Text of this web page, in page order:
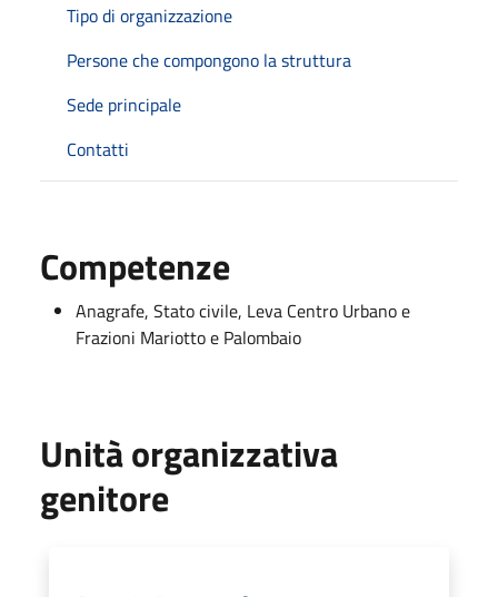
Tipo di organizzazione
Persone che compongono la struttura
Sede principale
Contatti
Competenze
Anagrafe, Stato civile, Leva Centro Urbano e
Frazioni Mariotto e Palombaio
Unità organizzativa
genitore